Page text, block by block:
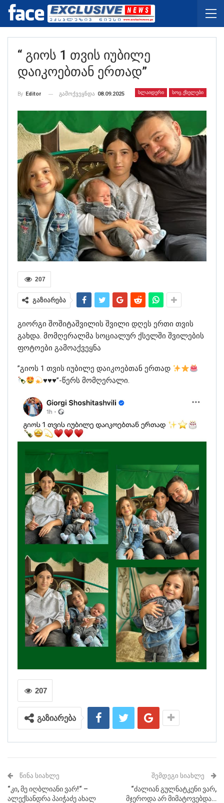
“ Გიოს 1 Თვის Იუბილე
Დაიკოებთან Ერთად”
ᲡᲚᲐᲘᲓᲔᲠᲘ ᲡᲝᲪ.ᲥᲡᲔᲚᲔᲑᲘ
By Editor გამოქვეყნდა 08.09.2025
207
გაზიარება
გიორგი შოშიტაშვილის შვილი დღეს ერთი თვის
გახდა. მომღერალმა სოციალურ ქსელში შვილების
ფოტოები გამოაქვეყნა
”გიოს 1 თვის იუბილე დაიკოებთან ერთად
♥️♥️♥️”-წერს მომღერალი.
207
გაზიარება
ᲬᲘᲜᲐ ᲡᲘᲐᲮᲚᲔ
“კი, მე იღბლიანი ვარ!“ –
ალექსანდრა პაიჭაძე ახალ
ᲨᲔᲛᲓᲔᲒᲘ ᲡᲘᲐᲮᲚᲔ
“ძალიან გულნატკენი ვარ,
მჯეროდა არ მიმატოვებდა…